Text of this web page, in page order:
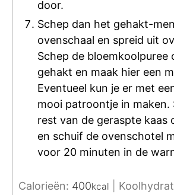
door.
Schep dan het gehakt-
ovenschaal en spreid uit
Schep de bloemkoolpuree
gehakt en maak hier een
Eventueel kun je er met
mooi patroontje in maken.
rest van de geraspte kaas
en schuif de ovenschotel
voor 20 minuten in de
Calorieën: 400kcal